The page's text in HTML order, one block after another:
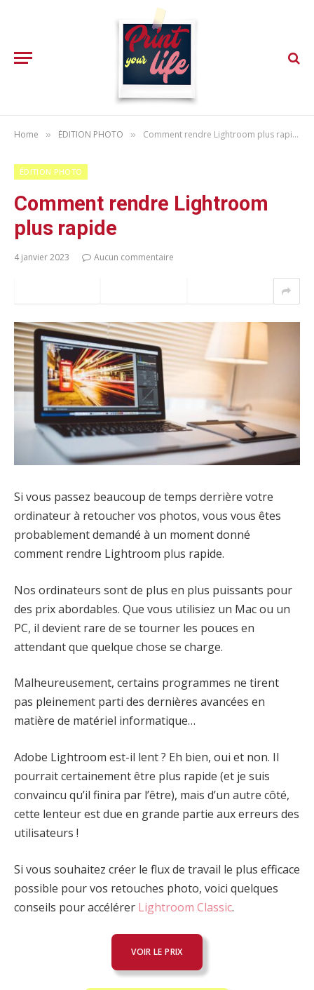
Home » ÉDITION PHOTO » Comment rendre Lightroom plus rapide
ÉDITION PHOTO
Comment rendre Lightroom
plus rapide
4 janvier 2023 Aucun commentaire
Si vous passez beaucoup de temps derrière votre
ordinateur à retoucher vos photos, vous vous êtes
probablement demandé à un moment donné
comment rendre Lightroom plus rapide.
Nos ordinateurs sont de plus en plus puissants pour
des prix abordables. Que vous utilisiez un Mac ou un
PC, il devient rare de se tourner les pouces en
attendant que quelque chose se charge.
Malheureusement, certains programmes ne tirent
pas pleinement parti des dernières avancées en
matière de matériel informatique…
Adobe Lightroom est-il lent ? Eh bien, oui et non. Il
pourrait certainement être plus rapide (et je suis
convaincu qu’il finira par l’être), mais d’un autre côté,
cette lenteur est due en grande partie aux erreurs des
utilisateurs !
Si vous souhaitez créer le flux de travail le plus efficace
possible pour vos retouches photo, voici quelques
conseils pour accélérer Lightroom Classic.
VOIR LE PRIX